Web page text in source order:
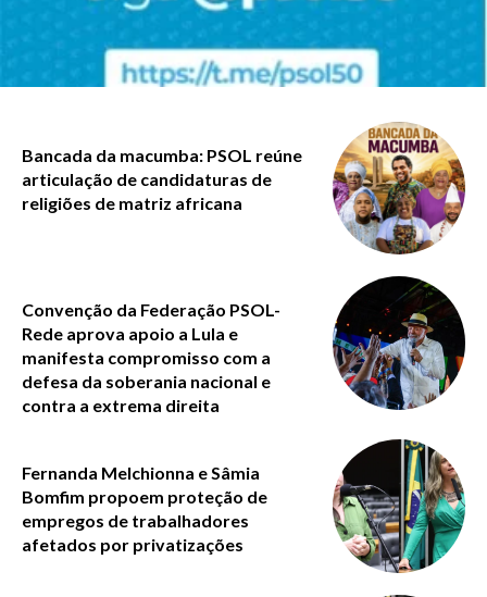
Bancada da macumba: PSOL reúne
articulação de candidaturas de
religiões de matriz africana
Convenção da Federação PSOL-
Rede aprova apoio a Lula e
manifesta compromisso com a
defesa da soberania nacional e
contra a extrema direita
Fernanda Melchionna e Sâmia
Bomfim propoem proteção de
empregos de trabalhadores
afetados por privatizações